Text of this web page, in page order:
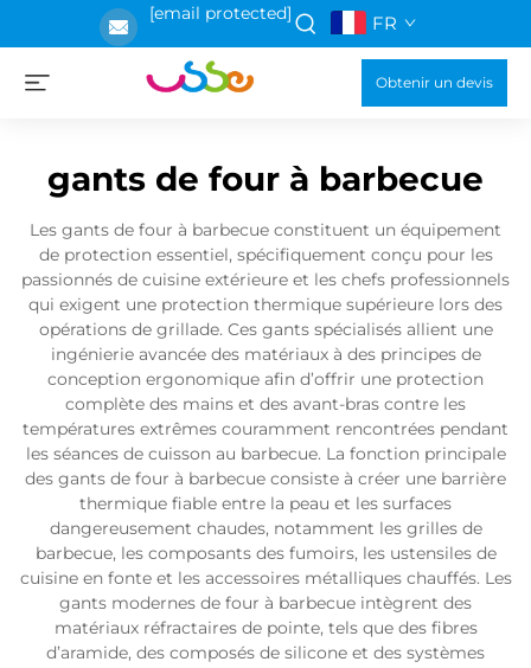
[email protected] FR
Obtenir un devis
gants de four à barbecue
Les gants de four à barbecue constituent un équipement
de protection essentiel, spécifiquement conçu pour les
passionnés de cuisine extérieure et les chefs professionnels
qui exigent une protection thermique supérieure lors des
opérations de grillade. Ces gants spécialisés allient une
ingénierie avancée des matériaux à des principes de
conception ergonomique afin d’offrir une protection
complète des mains et des avant-bras contre les
températures extrêmes couramment rencontrées pendant
les séances de cuisson au barbecue. La fonction principale
des gants de four à barbecue consiste à créer une barrière
thermique fiable entre la peau et les surfaces
dangereusement chaudes, notamment les grilles de
barbecue, les composants des fumoirs, les ustensiles de
cuisine en fonte et les accessoires métalliques chauffés. Les
gants modernes de four à barbecue intègrent des
matériaux réfractaires de pointe, tels que des fibres
d’aramide, des composés de silicone et des systèmes